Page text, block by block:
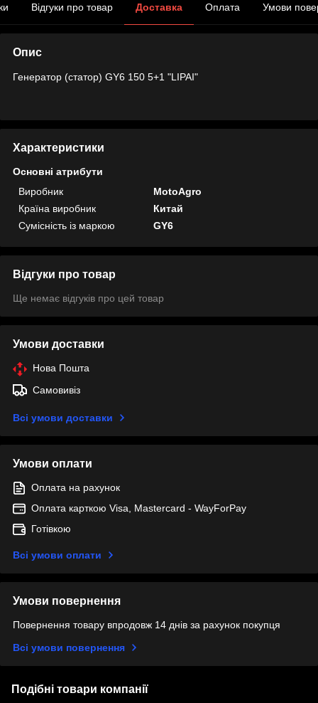
Відгуки про товар Доставка Оплата Умови
Опис
Генератор (статор) GY6 150 5+1 "LIPAI"
Характеристики
Основні атрибути
Виробник
MotoAgro
Країна виробник
Китай
Сумісність із маркою
GY6
Відгуки про товар
Ще немає відгуків про цей товар
Умови доставки
Нова Пошта
Самовивіз
Всі умови доставки
Умови оплати
Оплата на рахунок
Оплата карткою Visa, Mastercard - WayForPay
Готівкою
Всі умови оплати
Умови повернення
Повернення товару впродовж 14 днів за рахунок покупця
Всі умови повернення
Подібні товари компанії